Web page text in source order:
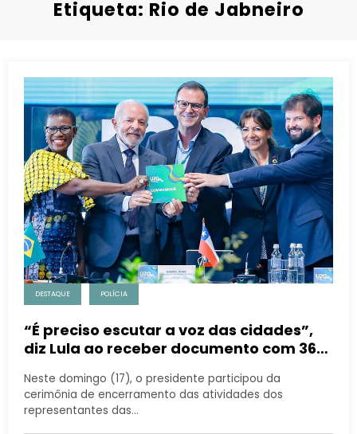
Etiqueta: Rio de Jabneiro
DESTAQUE POLÍCIA
“É preciso escutar a voz das cidades”,
diz Lula ao receber documento com 36
Neste domingo (17), o presidente participou da
cerimônia de encerramento das atividades dos
representantes das…